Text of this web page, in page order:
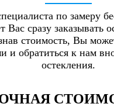
по замеру
Вас сразу заказывать
стоимость, Вы
и обратиться к нам
остекления.